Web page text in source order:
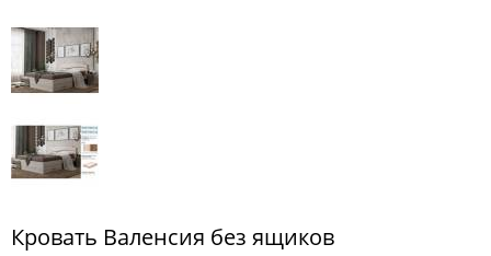
Кровать Валенсия без ящиков
ДЛЯ
ПРИХОЖЕЙ
КОМПЬЮТЕРНЫЕ
ОФИСНАЯ
МЕБЕЛЬ
МАТРАСЫ